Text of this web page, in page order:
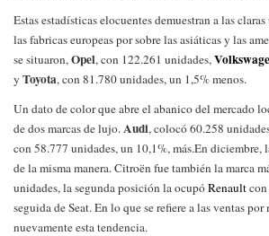
Estas estadísticas elocuentes demuestran a las
las fabricas europeas por sobre las asiáticas y las
se situaron,Opel, con 122.261 unidades,
y Toyota, con 81.780 unidades, un 1,5% menos.
Un dato de color que abre el abanico del mercado
de dos marcas de lujo.Audi, colocó 60.258
con 58.777 unidades, un 10,1%, más.En diciembre,
de la misma manera. Citroën fue también la marca
unidades, la segunda posición la ocupóRenault
seguida de Seat.En lo que se refiere a las ventas por
nuevamente esta tendencia.